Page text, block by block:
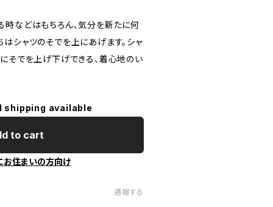
時などはもちろん、気分を新たに何
シャツのそでを上にあげます。シャ
そでを上げ下げできる、着心地のい
shipping available
to cart
お住まいの方向け
通報する